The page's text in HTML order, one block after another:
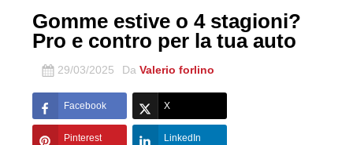
Gomme estive o 4 stagioni?
Pro e contro per la tua auto
29/03/2025 Da Valerio forlino
Facebook X
Pinterest LinkedIn